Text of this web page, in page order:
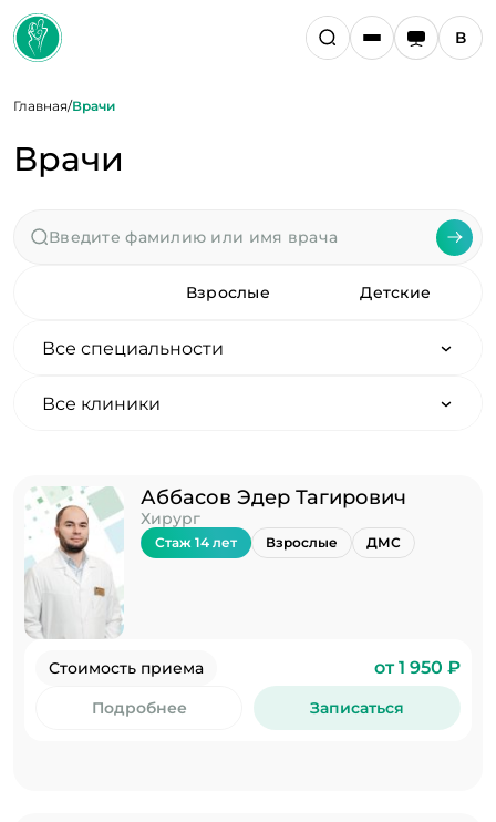
Главная/Врачи
Врачи
Взрослые Детские
Все специальности
Все клиники
Аббасов Эдер Тагирович
Хирург
Стаж 14 лет Взрослые ДМС
Стоимость приема от 1 950 ₽
Подробнее Записаться